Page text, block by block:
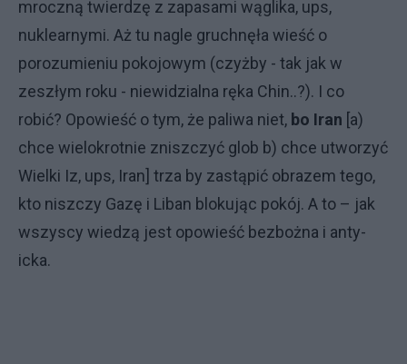
mroczną twierdzę z zapasami wąglika, ups,
nuklearnymi. Aż tu nagle gruchnęła wieść o
porozumieniu pokojowym (czyżby - tak jak w
zeszłym roku - niewidzialna ręka Chin..?). I co
robić? Opowieść o tym, że paliwa niet, bo Iran [a)
chce wielokrotnie zniszczyć glob b) chce utworzyć
Wielki Iz, ups, Iran] trza by zastąpić obrazem tego,
kto niszczy Gazę i Liban blokując pokój. A to – jak
wszyscy wiedzą jest opowieść bezbożna i anty-
icka.